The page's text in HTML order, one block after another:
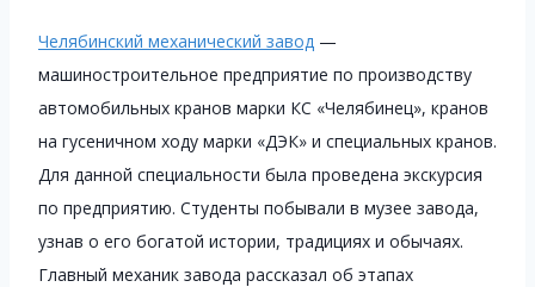
Челябинский механический завод —
машиностроительное предприятие по производству
автомобильных кранов марки КС «Челябинец», кранов
на гусеничном ходу марки «ДЭК» и специальных кранов.
Для данной специальности была проведена экскурсия
по предприятию. Студенты побывали в музее завода,
узнав о его богатой истории, традициях и обычаях.
Главный механик завода рассказал об этапах